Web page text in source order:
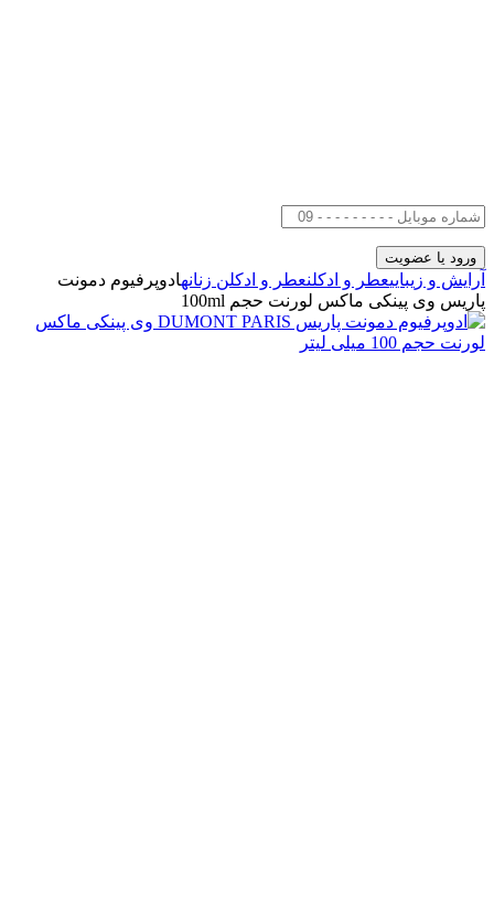
آرایش و زیباییعطر و ادکلنعطر و ادکلن زنانهادوپرفیوم دمونت
پاریس وی پینکی ماکس لورنت حجم 100ml